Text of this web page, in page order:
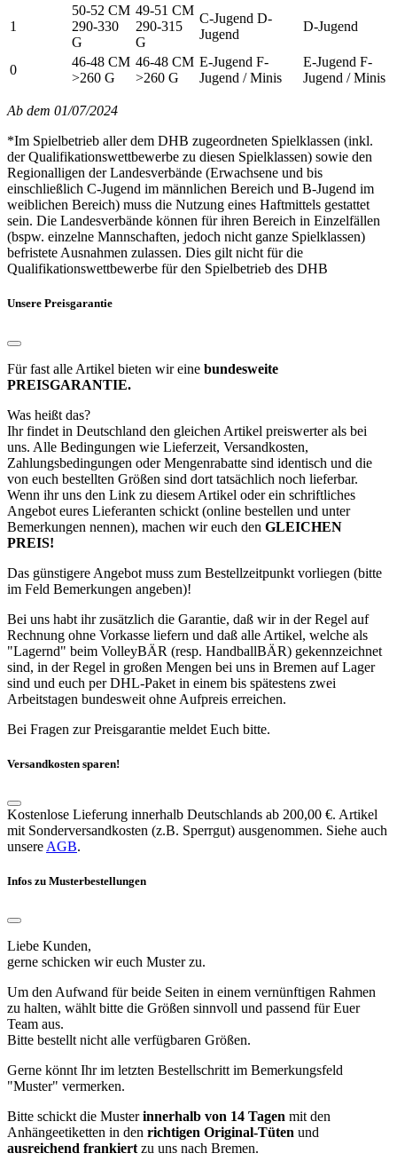
1
50-52 CM
290-330
G
49-51 CM
290-315
G
C-Jugend D-
Jugend
D-Jugend
0
46-48 CM
>260 G
46-48 CM
>260 G
E-Jugend F-
Jugend / Minis
E-Jugend F-
Jugend / Minis
Ab dem 01/07/2024
*Im Spielbetrieb aller dem DHB zugeordneten Spielklassen (inkl.
der Qualifikationswettbewerbe zu diesen Spielklassen) sowie den
Regionalligen der Landesverbände (Erwachsene und bis
einschließlich C-Jugend im männlichen Bereich und B-Jugend im
weiblichen Bereich) muss die Nutzung eines Haftmittels gestattet
sein. Die Landesverbände können für ihren Bereich in Einzelfällen
(bspw. einzelne Mannschaften, jedoch nicht ganze Spielklassen)
befristete Ausnahmen zulassen. Dies gilt nicht für die
Qualifikationswettbewerbe für den Spielbetrieb des DHB
Unsere Preisgarantie
Für fast alle Artikel bieten wir eine bundesweite
PREISGARANTIE.
Was heißt das?
Ihr findet in Deutschland den gleichen Artikel preiswerter als bei
uns. Alle Bedingungen wie Lieferzeit, Versandkosten,
Zahlungsbedingungen oder Mengenrabatte sind identisch und die
von euch bestellten Größen sind dort tatsächlich noch lieferbar.
Wenn ihr uns den Link zu diesem Artikel oder ein schriftliches
Angebot eures Lieferanten schickt (online bestellen und unter
Bemerkungen nennen), machen wir euch den GLEICHEN
PREIS!
Das günstigere Angebot muss zum Bestellzeitpunkt vorliegen (bitte
im Feld Bemerkungen angeben)!
Bei uns habt ihr zusätzlich die Garantie, daß wir in der Regel auf
Rechnung ohne Vorkasse liefern und daß alle Artikel, welche als
"Lagernd" beim VolleyBÄR (resp. HandballBÄR) gekennzeichnet
sind, in der Regel in großen Mengen bei uns in Bremen auf Lager
sind und euch per DHL-Paket in einem bis spätestens zwei
Arbeitstagen bundesweit ohne Aufpreis erreichen.
Bei Fragen zur Preisgarantie meldet Euch bitte.
Versandkosten sparen!
Kostenlose Lieferung innerhalb Deutschlands ab 200,00 €. Artikel
mit Sonderversandkosten (z.B. Sperrgut) ausgenommen. Siehe auch
unsere AGB.
Infos zu Musterbestellungen
Liebe Kunden,
gerne schicken wir euch Muster zu.
Um den Aufwand für beide Seiten in einem vernünftigen Rahmen
zu halten, wählt bitte die Größen sinnvoll und passend für Euer
Team aus.
Bitte bestellt nicht alle verfügbaren Größen.
Gerne könnt Ihr im letzten Bestellschritt im Bemerkungsfeld
"Muster" vermerken.
Bitte schickt die Musterinnerhalb von 14 Tagen mit den
Anhängeetiketten in den richtigen Original-Tüten und
ausreichend frankiert zu uns nach Bremen.